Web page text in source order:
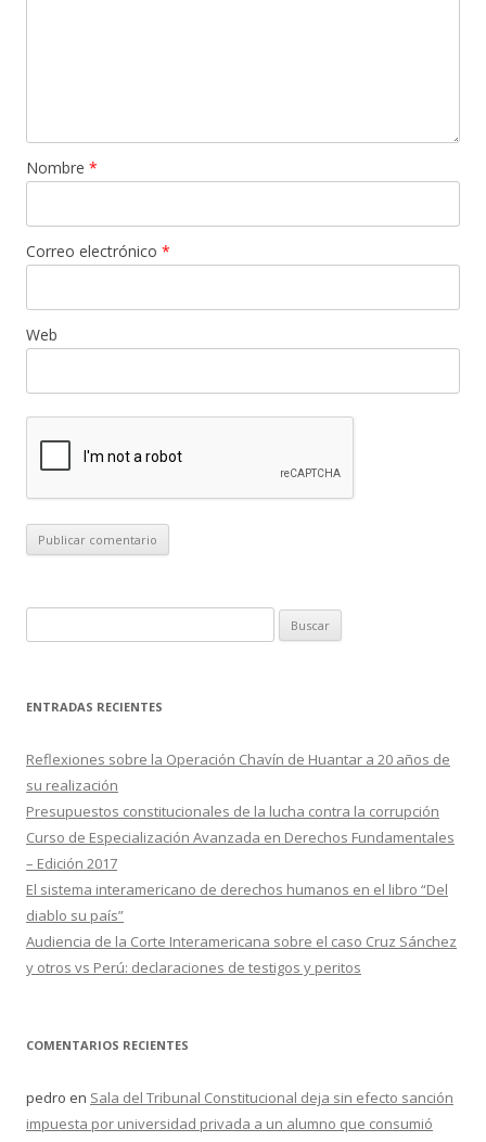
Nombre *
Correo electrónico *
Web
u
c
r
ENTRADAS RECIENTES
Reflexiones sobre la Operación Chavín de Huantar a 20 años de
su realización
Presupuestos constitucionales de la lucha contra la corrupción
Curso de Especialización Avanzada en Derechos Fundamentales
– Edición 2017
El sistema interamericano de derechos humanos en el libro “Del
diablo su país”
Audiencia de la Corte Interamericana sobre el caso Cruz Sánchez
y otros vs Perú: declaraciones de testigos y peritos
COMENTARIOS RECIENTES
pedro en Sala del Tribunal Constitucional deja sin efecto sanción
impuesta por universidad privada a un alumno que consumió